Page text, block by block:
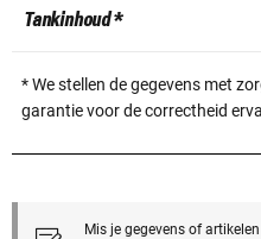
Tankinhoud *
* We stellen de gegevens met
garantie voor de correctheid
Mis je gegevens of